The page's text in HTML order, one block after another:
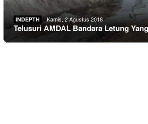
INDEPTH Kamis, 2 Agustus 2018
Telusuri AMDAL Bandara Letung